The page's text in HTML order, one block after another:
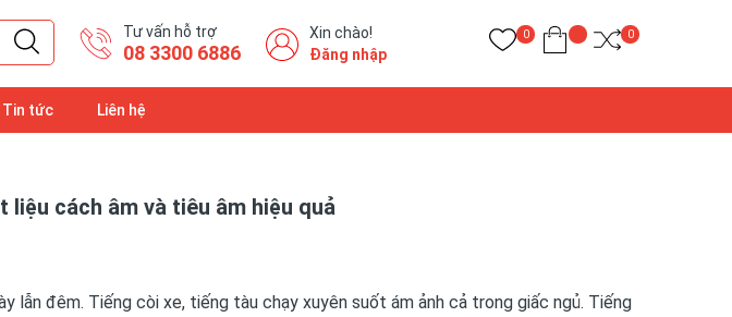
Tư vấn hỗ trợ
08 3300 6886
Xin chào!
Đăng nhập
0 0
Tin tức Liên hệ
liệu cách âm và tiêu âm hiệu quả
lẫn đêm. Tiếng còi xe, tiếng tàu chạy xuyên suốt ám ảnh cả trong giấc ngủ. Tiếng